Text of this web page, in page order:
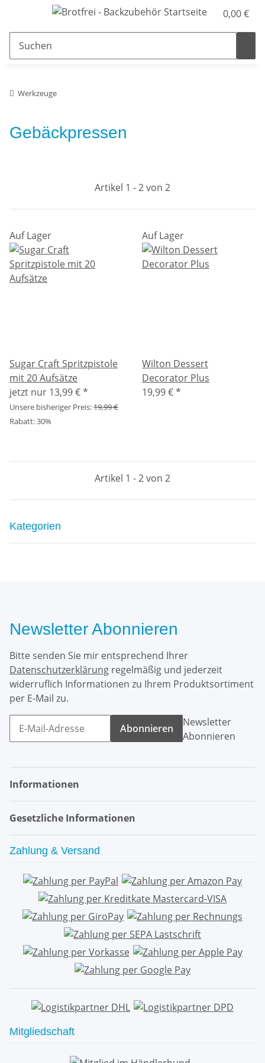
0,00 €
Werkzeuge
Gebäckpressen
Artikel 1 - 2 von 2
Auf Lager
Sugar Craft Spritzpistole
mit 20 Aufsätze
jetzt nur 13,99 €*
Unsere bisheriger Preis:19,99 €
Rabatt:30%
Auf Lager
Wilton Dessert
Decorator Plus
19,99 €*
Artikel 1 - 2 von 2
Kategorien
Newsletter Abonnieren
Bitte senden Sie mir entsprechend Ihrer
Datenschutzerklärung regelmäßig und jederzeit
widerruflich Informationen zu Ihrem Produktsortiment
per E-Mail zu.
Abonnieren
Newsletter
Abonnieren
Informationen
Gesetzliche Informationen
Zahlung & Versand
Mitgliedschaft